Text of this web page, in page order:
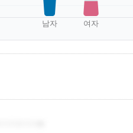
남자 여자